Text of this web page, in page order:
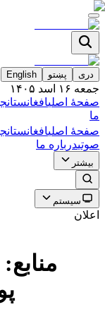
دری پښتو English
جمعه ۱۶ اسد ۱۴۰۵
صفحۀ اصلیافغانستان
ما
صفحۀ اصلیافغانستان
صوتیدرباره ما
بیشتر
سیستم
اعلان